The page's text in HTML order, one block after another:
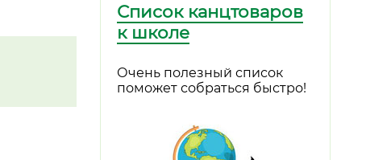
Список канцтоваров
к школе
Очень полезный список
поможет собраться быстро!